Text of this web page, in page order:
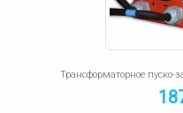
Трансформаторное пуско-